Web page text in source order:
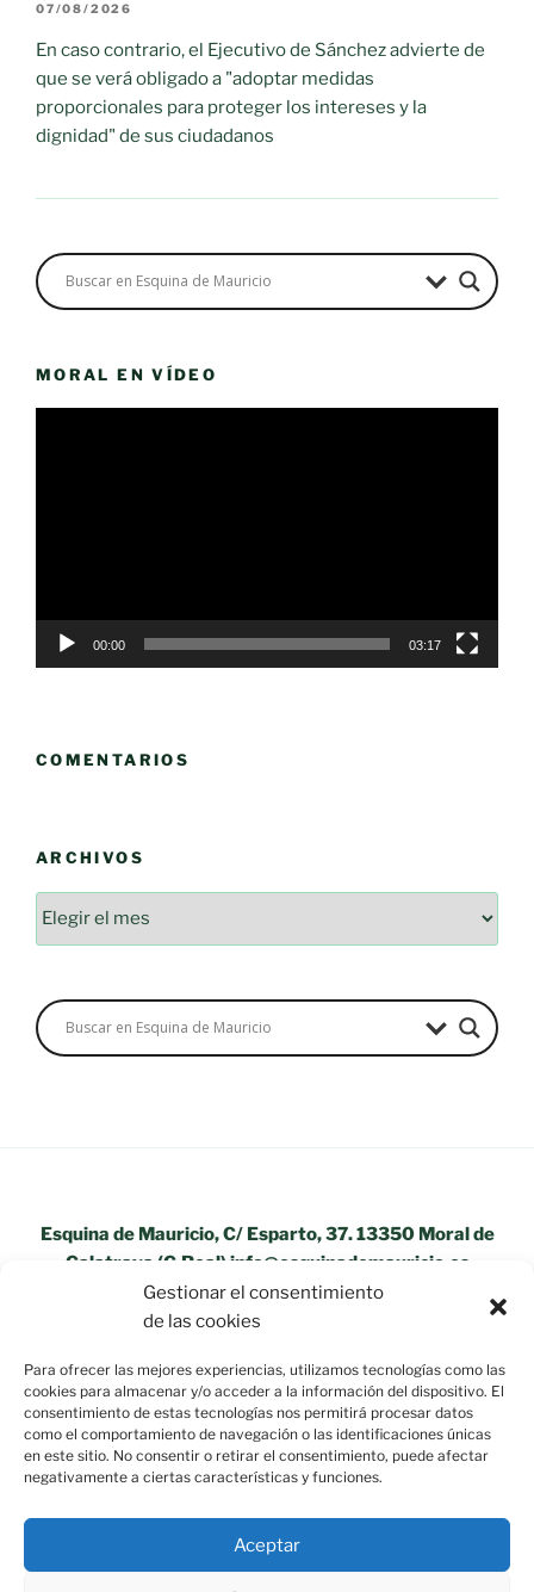
Gestionar el consentimiento
de las cookies
Para ofrecer las mejores experiencias, utilizamos tecnologías como las
cookies para almacenar y/o acceder a la información del dispositivo. El
consentimiento de estas tecnologías nos permitirá procesar datos
como el comportamiento de navegación o las identificaciones únicas
en este sitio. No consentir o retirar el consentimiento, puede afectar
negativamente a ciertas características y funciones.
Aceptar
07/08/2026
En caso contrario, el Ejecutivo de Sánchez advierte de
que se verá obligado a "adoptar medidas
proporcionales para proteger los intereses y la
dignidad" de sus ciudadanos
MORAL EN VÍDEO
00:00 03:17
COMENTARIOS
ARCHIVOS
Esquina de Mauricio, C/ Esparto, 37. 13350 Moral de
Calatrava (C.Real) info@esquinademauricio.es
«Aviso Legal»